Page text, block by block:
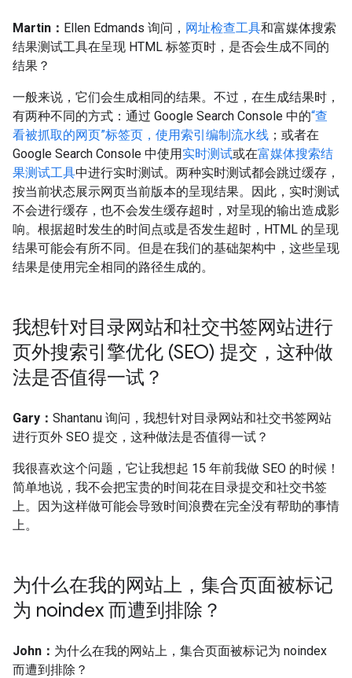
Martin： Ellen Edmands 询问， 网址检查工具和富媒体搜索
结果测试工具在呈现 HTML 标签页时，是否会生成不同的
结果？
一般来说，它们会生成相同的结果。不过，在生成结果时，
有两种不同的方式：通过 Google Search Console 中的“查
看被抓取的网页”标签页，使用索引编制流水线 ；或者在
Google Search Console 中使用实时测试或在富媒体搜索结
果测试工具中进行实时测试。两种实时测试都会跳过缓存，
按当前状态展示网页当前版本的呈现结果。因此，实时测试
不会进行缓存，也不会发生缓存超时，对呈现的输出造成影
响。根据超时发生的时间点或是否发生超时，HTML 的呈现
结果可能会有所不同。但是在我们的基础架构中，这些呈现
结果是使用完全相同的路径生成的。
我想针对目录网站和社交书签网站进行
页外搜索引擎优化 (SEO) 提交，这种做
法是否值得一试？
Gary： Shantanu 询问，我想针对目录网站和社交书签网站
进行页外 SEO 提交，这种做法是否值得一试？
我很喜欢这个问题，它让我想起 15 年前我做 SEO 的时候！
简单地说，我不会把宝贵的时间花在目录提交和社交书签
上。因为这样做可能会导致时间浪费在完全没有帮助的事情
上。
为什么在我的网站上，集合页面被标记
为 noindex 而遭到排除？
John： 为什么在我的网站上，集合页面被标记为 noindex
而遭到排除？